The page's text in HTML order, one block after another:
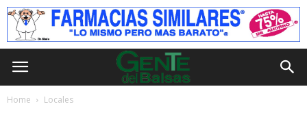
Home Locales